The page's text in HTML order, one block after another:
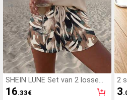
SHEIN LUNE Set van 2 losse
camisoles en shorts voor
dames, geschikt voor de
16.33€
2
3